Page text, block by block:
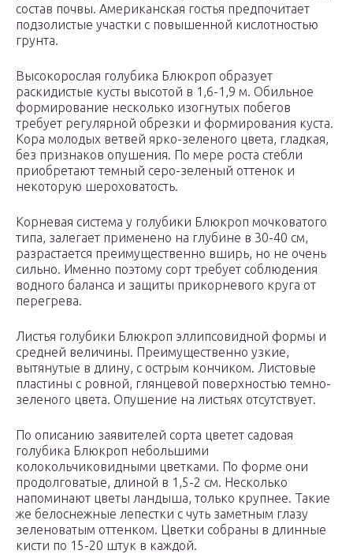
состав почвы. Американская гостья предпочитает
подзолистые участки с повышенной кислотностью
грунта.
Высокорослая голубика Блюкроп образует
раскидистые кусты высотой в 1,6-1,9 м. Обильное
формирование несколько изогнутых побегов
требует регулярной обрезки и формирования куста.
Кора молодых ветвей ярко-зеленого цвета, гладкая,
без признаков опушения. По мере роста стебли
приобретают темный серо-зеленый оттенок и
некоторую шероховатость.
Корневая система у голубики Блюкроп мочковатого
типа, залегает применено на глубине в 30-40 см,
разрастается преимущественно вширь, но не очень
сильно. Именно поэтому сорт требует соблюдения
водного баланса и защиты прикорневого круга от
перегрева.
Листья голубики Блюкроп эллипсовидной формы и
средней величины. Преимущественно узкие,
вытянутые в длину, с острым кончиком. Листовые
пластины с ровной, глянцевой поверхностью темно-
зеленого цвета. Опушение на листьях отсутствует.
По описанию заявителей сорта цветет садовая
голубика Блюкроп небольшими
колокольчиковидными цветками. По форме они
продолговатые, длиной в 1,5-2 см. Несколько
напоминают цветы ландыша, только крупнее. Такие
же белоснежные лепестки с чуть заметным глазу
зеленоватым оттенком. Цветки собраны в длинные
кисти по 15-20 штук в каждой.